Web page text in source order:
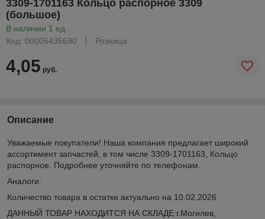
3309-1701163 Кольцо распорное 3309
(большое)
В наличии 1 ед.
Код: 00005435690
Розница
4,05 руб.
Описание
Уважаемые покупатели! Наша компания предлагает широкий
ассортимент запчастей, в том числе 3309-1701163, Кольцо
распорное. Подробнее уточняйте по телефонам.
Аналоги:
Количество товара в остатке актуально на 10.02.2026
ДАННЫЙ ТОВАР НАХОДИТСЯ НА СКЛАДE:г.Могилев,